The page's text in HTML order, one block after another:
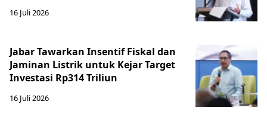
16 Juli 2026
Jabar Tawarkan Insentif Fiskal dan
Jaminan Listrik untuk Kejar Target
Investasi Rp314 Triliun
16 Juli 2026